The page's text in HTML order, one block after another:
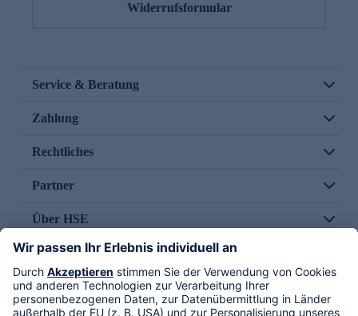
Widerrufsformular
Service & Beratung
Zahlung
Rechtliches
Partner
Über HSE
Im TV
HSE International